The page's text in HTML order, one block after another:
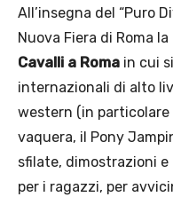
All’insegna del “Puro
Nuova Fiera di Roma
Cavalli a Roma in cui
internazionali di alto
western (in particolare
vaquera, il Pony
sfilate, dimostrazioni e
per i ragazzi, per